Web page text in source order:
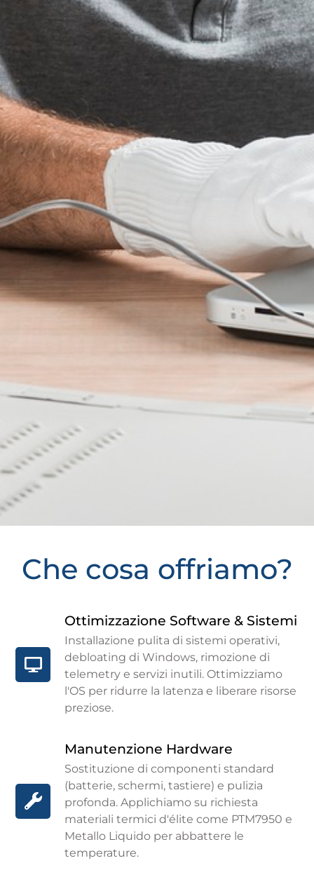
OTTIMIZZAZIONE
DISPOSITIVI
Interventi per PC, Laptop, Smartphone e Console.
Dalla sostituzione di un componente
all'ottimizzazione termica avanzata per prestazioni
Che cosa offriamo?
Ottimizzazione Software & Sistemi
Installazione pulita di sistemi operativi,
debloating di Windows, rimozione di
telemetry e servizi inutili. Ottimizziamo
l'OS per ridurre la latenza e liberare risorse
preziose.
Manutenzione Hardware
Sostituzione di componenti standard
(batterie, schermi, tastiere) e pulizia
profonda. Applichiamo su richiesta
materiali termici d'élite come PTM7950 e
Metallo Liquido per abbattere le
temperature.